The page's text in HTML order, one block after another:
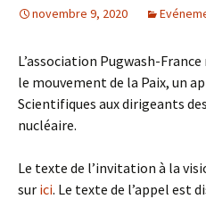
novembre 9, 2020
L’association Pugwash-
le mouvement de la Paix, un
Scientifiques aux dirigeants
nucléaire.
Le texte de l’invitation à la
sur ici. Le texte de l’appel est